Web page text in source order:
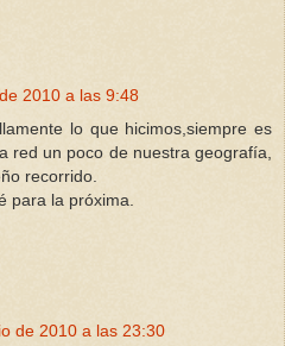
2010 a las 9:48
lo que hicimos,siempre es
red un poco de nuestra geografía,
recorrido.
para la próxima.
de 2010 a las 23:30